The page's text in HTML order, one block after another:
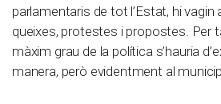
parlamentaris de tot l’Estat, hi vagin
queixes, protestes i propostes. Per
màxim grau de la política s’hauria
manera, però evidentment al